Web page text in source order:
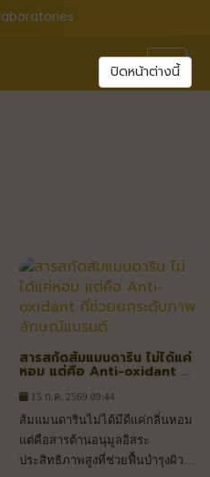
สารสกัดส้มแมนดาริน ไม่ได้แค่
หอม แต่คือ Anti-oxidant ที่
แบรนด์
15 ก.ค. 2569 09:44
ส้มแมนดารินไม่ได้มีดีแค่กลิ่นหอม
แต่คือสารต้านอนุมูลอิสระ
ประสิทธิภาพสูงที่ช่วยฟื้นบำรุงผิว
ปิดหน้าต่างนี้